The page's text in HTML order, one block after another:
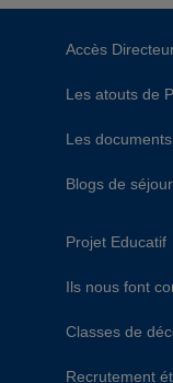
Accès
Les atouts de
Les
Blogs de
Projet Educatif
Ils nous font
Classes de
Recrutement